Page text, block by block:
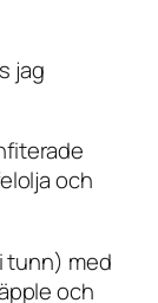
jag
och
tunn) med
och